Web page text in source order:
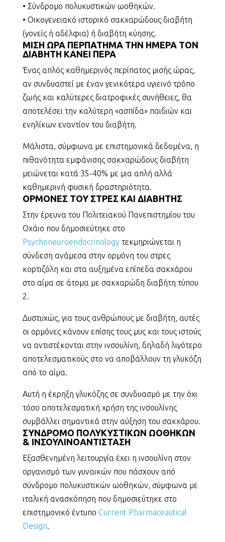
• Σύνδρομο πολυκυστικών ωοθηκών.
• Οικογενειακό ιστορικό σακχαρώδους διαβήτη
(γονείς ή αδέλφια) ή διαβήτη κύησης.
ΜΙΣΗ ΩΡΑ ΠΕΡΠΑΤΗΜΑ ΤΗΝ ΗΜΕΡΑ ΤΟΝ
ΔΙΑΒΗΤΗ ΚΑΝΕΙ ΠΕΡΑ
Ένας απλός καθημερινός περίπατος μισής ώρας,
αν συνδυαστεί με έναν γενικότερα υγιεινό τρόπο
ζωής και καλύτερες διατροφικές συνήθειες, θα
αποτελέσει την καλύτερη «ασπίδα» παιδιών και
ενηλίκων εναντίον του διαβήτη.
Μάλιστα, σύμφωνα με επιστημονικά δεδομένα, η
πιθανότητα εμφάνισης σακχαρώδους διαβήτη
μειώνεται κατά 35-40% με μια απλή αλλά
καθημερινή φυσική δραστηριότητα.
ΟΡΜΟΝΕΣ ΤΟΥ ΣΤΡΕΣ ΚΑΙ ΔΙΑΒΗΤΗΣ
Στην έρευνα του Πολιτειακού Πανεπιστημίου του
Οχάιο που δημοσιεύτηκε στο
Psychoneuroendocrinology τεκμηριώνεται η
σύνδεση ανάμεσα στην ορμόνη του στρες
κορτιζόλη και στα αυξημένα επίπεδα σακχάρου
στο αίμα σε άτομα με σακχαρώδη διαβήτη τύπου
2.
Δυστυχώς, για τους ανθρώπους με διαβήτη, αυτές
οι ορμόνες κάνουν επίσης τους μυς και τους ιστούς
να αντιστέκονται στην ινσουλίνη, δηλαδή λιγότερο
αποτελεσματικούς στο να αποβάλλουν τη γλυκόζη
από το αίμα.
Αυτή η έκρηξη γλυκόζης σε συνδυασμό με την όχι
τόσο αποτελεσματική χρήση της ινσουλίνης
συμβάλλει σημαντικά στην αύξηση του σακχάρου.
ΣΥΝΔΡΟΜΟ ΠΟΛΥΚΥΣΤΙΚΩΝ ΩΟΘΗΚΩΝ
& ΙΝΣΟΥΛΙΝΟΑΝΤΙΣΤΑΣΗ
Εξασθενημένη λειτουργία έχει η ινσουλίνη στον
οργανισμό των γυναικών που πάσχουν από
σύνδρομο πολυκυστικών ωοθηκών, σύμφωνα με
ιταλική ανασκόπηση που δημοσιεύτηκε στο
επιστημονικό έντυπο Current Pharmaceautical
Design.